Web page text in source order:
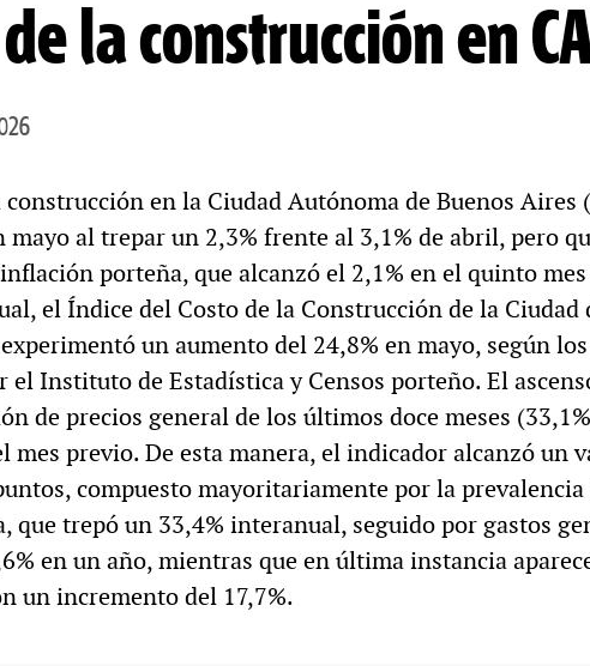
la construcción en
construcción en la Ciudad Autónoma de Buenos Aires
mayo al trepar un 2,3% frente al 3,1% de abril, pero
porteña, que alcanzó el 2,1% en el quinto
el Índice del Costo de la Construcción de la Ciudad
un aumento del 24,8% en mayo, según
el Instituto de Estadística y Censos porteño. El
de precios general de los últimos doce meses
mes previo. De esta manera, el indicador alcanzó un
compuesto mayoritariamente por la prevalencia
que trepó un 33,4% interanual, seguido por gastos
en un año, mientras que en última instancia
un incremento del 17,7%.